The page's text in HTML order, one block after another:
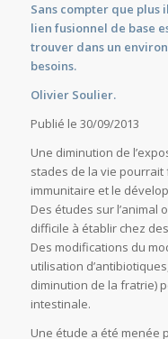
Sans compter que plus
lien fusionnel de base
trouver dans un
besoins.
Olivier Soulier.
Publié le 30/09/2013
Une diminution de
stades de la vie
immunitaire et le
Des études sur l’animal
difficile à établir chez
Des modifications du
utilisation
diminution de la fratrie)
intestinale.
Une étude a été menée